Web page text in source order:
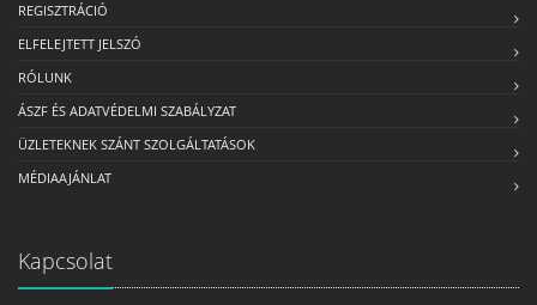
REGISZTRÁCIÓ
ELFELEJTETT JELSZÓ
RÓLUNK
ÁSZF ÉS ADATVÉDELMI SZABÁLYZAT
ÜZLETEKNEK SZÁNT SZOLGÁLTATÁSOK
MÉDIAAJÁNLAT
Kapcsolat